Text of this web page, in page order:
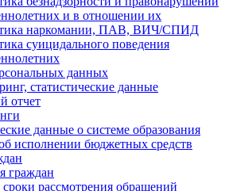
и в отношении их
наркомании, ПАВ, ВИЧ/СПИД
суицидального поведения
данных
статистические данные
отчет
данные о системе образования
исполнении бюджетных средств
граждан
рассмотрения обращений